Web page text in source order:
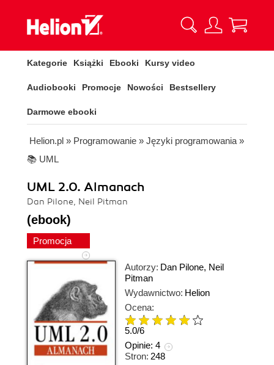
Kategorie Książki Ebooki Kursy video
Audiobooki Promocje Nowości Bestsellery
Darmowe ebooki
Helion.pl » Programowanie » Języki programowania »
📚 UML
UML 2.0. Almanach
Dan Pilone, Neil Pitman
(ebook)
Promocja
Autorzy: Dan Pilone, Neil
Pitman
Wydawnictwo: Helion
Ocena:
5.0/6
Opinie: 4
Stron: 248